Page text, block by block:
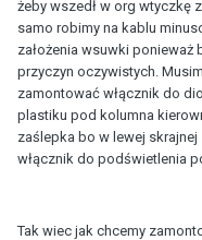
żeby wszedł w org wtyczkę
samo robimy na kablu
założenia wsuwki
przyczyn oczywistych.
zamontować włącznik do
plastiku pod kolumna
zaślepka bo w lewej
włącznik do podświetlenia
Tak wiec jak chcemy